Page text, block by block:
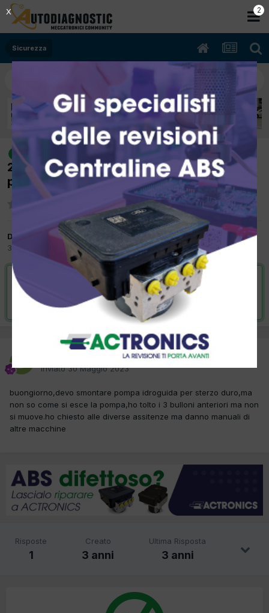
Sicurezza
risolto
[land rover range sport 04/2006
2720cc 276dt 140Kw Diesel] sostituzione
pompa idroguida
Da davide2000
30 Maggio 2023
inSicurezza
VAI ALLA SOLUZIONE
Risolta da davide2000, 31 Maggio 2023
Inviato30 Maggio 2023
buongiorno,devo smontare pompa idroguida per sterzo duro,ma
non so come si esce la pompa,ho tolto i 3 bulloni anteriori ma non
si muove.ho chiesto alle diverse assitenze ma danno manuali di
altre macchine
Risposte
1
Creato
3 anni
Ultima Risposta
3 anni
2
X